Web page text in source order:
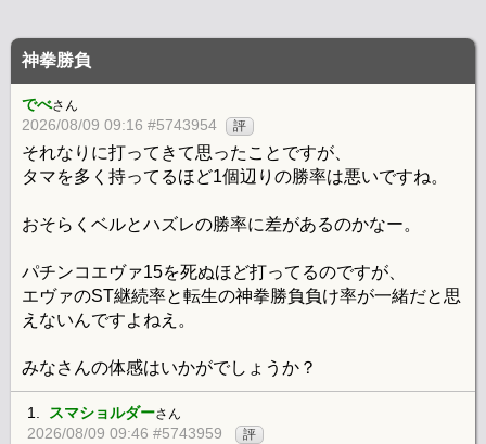
神拳勝負
でべさん
2026/08/09 09:16 #5743954 評
それなりに打ってきて思ったことですが、
タマを多く持ってるほど1個辺りの勝率は悪いですね。
おそらくベルとハズレの勝率に差があるのかなー。
パチンコエヴァ15を死ぬほど打ってるのですが、
エヴァのST継続率と転生の神拳勝負負け率が一緒だと思
えないんですよねえ。
みなさんの体感はいかがでしょうか？
1. スマショルダーさん
2026/08/09 09:46 #5743959 評